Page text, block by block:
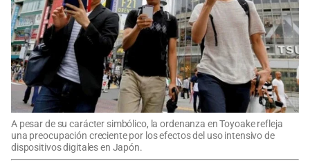
A pesar de su carácter simbólico, la ordenanza en Toyoake refleja
una preocupación creciente por los efectos del uso intensivo de
dispositivos digitales en Japón.